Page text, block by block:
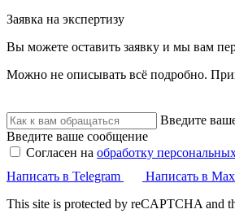
Заявка на экспертизу
Вы можете оставить заявку и мы вам
Можно не описывать всё подробно.
Введите
Введите ваше сообщение
Согласен на обработку
Написать в Telegram
Написать в Max
This site is protected by reCAPTCHA and